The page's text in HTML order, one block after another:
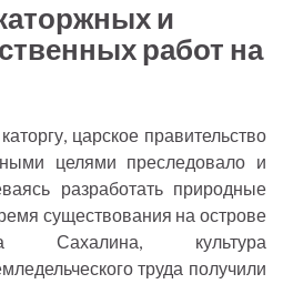
и
работ на
царское правительство
целями преследовало и
разработать природные
существования на острове
Сахалина, культура
труда получили